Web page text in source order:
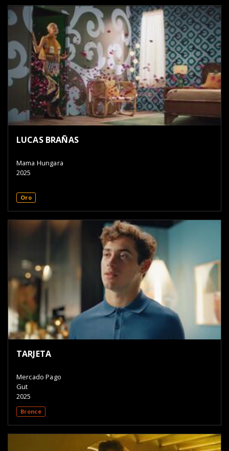
LUCAS BRAÑAS
Mama Hungara
2025
Oro
TARJETA
Mercado Pago
Gut
2025
Bronce